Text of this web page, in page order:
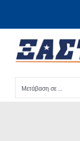
Μετάβαση σε ...